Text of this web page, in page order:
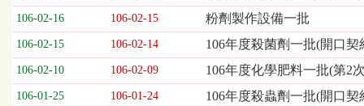
事
項
106-02-16 106-02-15 粉劑製作設備一批
106-02-15 106-02-14 106年度殺菌劑一批(開口契
106-02-10 106-02-09 106年度化學肥料一批(第2
106-01-25 106-01-24 106年度殺蟲劑一批(開口契